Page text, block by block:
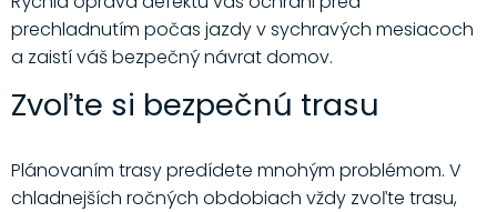
prechladnutím počas jazdy v sychravých mesiacoch
a zaistí váš bezpečný návrat domov.
Zvoľte si bezpečnú trasu
Plánovaním trasy predídete mnohým problémom. V
chladnejších ročných obdobiach vždy zvoľte trasu,